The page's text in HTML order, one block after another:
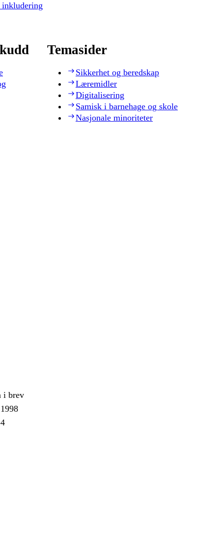
Temasider
Sikkerhet og beredskap
Læremidler
Digitalisering
Samisk i barnehage og skole
Nasjonale minoriteter
i brev